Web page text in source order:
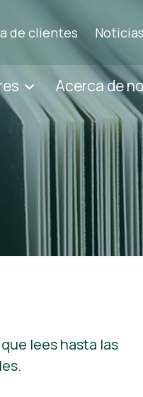
de clientes Noticias
Acerca de
lees hasta las